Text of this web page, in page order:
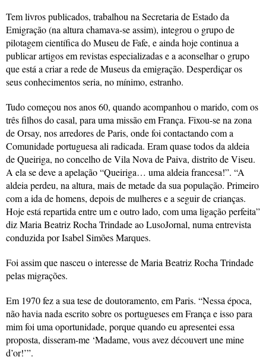
Tem livros publicados, trabalhou na Secretaria de Estado da
Emigração (na altura chamava-se assim), integrou o grupo de
pilotagem científica do Museu de Fafe, e ainda hoje continua a
publicar artigos em revistas especializadas e a aconselhar o grupo
que está a criar a rede de Museus da emigração. Desperdiçar os
seus conhecimentos seria, no mínimo, estranho.
Tudo começou nos anos 60, quando acompanhou o marido, com os
três filhos do casal, para uma missão em França. Fixou-se na zona
de Orsay, nos arredores de Paris, onde foi contactando com a
Comunidade portuguesa ali radicada. Eram quase todos da aldeia
de Queiriga, no concelho de Vila Nova de Paiva, distrito de Viseu.
A ela se deve a apelação “Queiriga… uma aldeia francesa!”. “A
aldeia perdeu, na altura, mais de metade da sua população. Primeiro
com a ida de homens, depois de mulheres e a seguir de crianças.
Hoje está repartida entre um e outro lado, com uma ligação perfeita”
diz Maria Beatriz Rocha Trindade ao LusoJornal, numa entrevista
conduzida por Isabel Simões Marques.
Foi assim que nasceu o interesse de Maria Beatriz Rocha Trindade
pelas migrações.
Em 1970 fez a sua tese de doutoramento, em Paris. “Nessa época,
não havia nada escrito sobre os portugueses em França e isso para
mim foi uma oportunidade, porque quando eu apresentei essa
proposta, disseram-me ‘Madame, vous avez découvert une mine
d’or!’”.